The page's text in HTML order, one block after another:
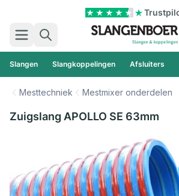
Zoek
Slangen Slangkoppelingen Afsluiters
Mesttechniek Mestmixer onderdelen
Zuigslang APOLLO SE 63mm